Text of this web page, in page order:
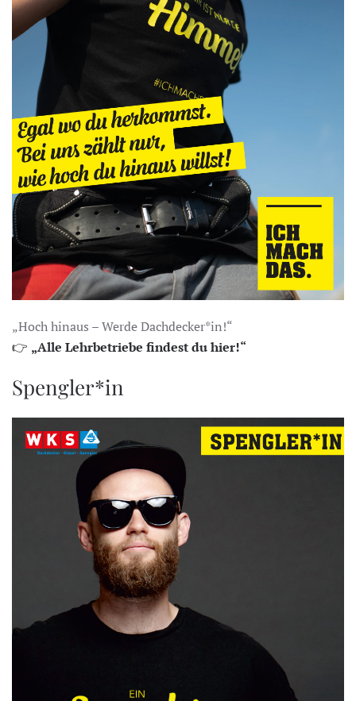
„Hoch hinaus – Werde Dachdecker*in!“
👉 „Alle Lehrbetriebe findest du hier!“
Spengler*in